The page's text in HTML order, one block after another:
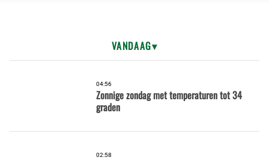
VANDAAG
04:56
Zonnige zondag met temperaturen tot 34
graden
02:58